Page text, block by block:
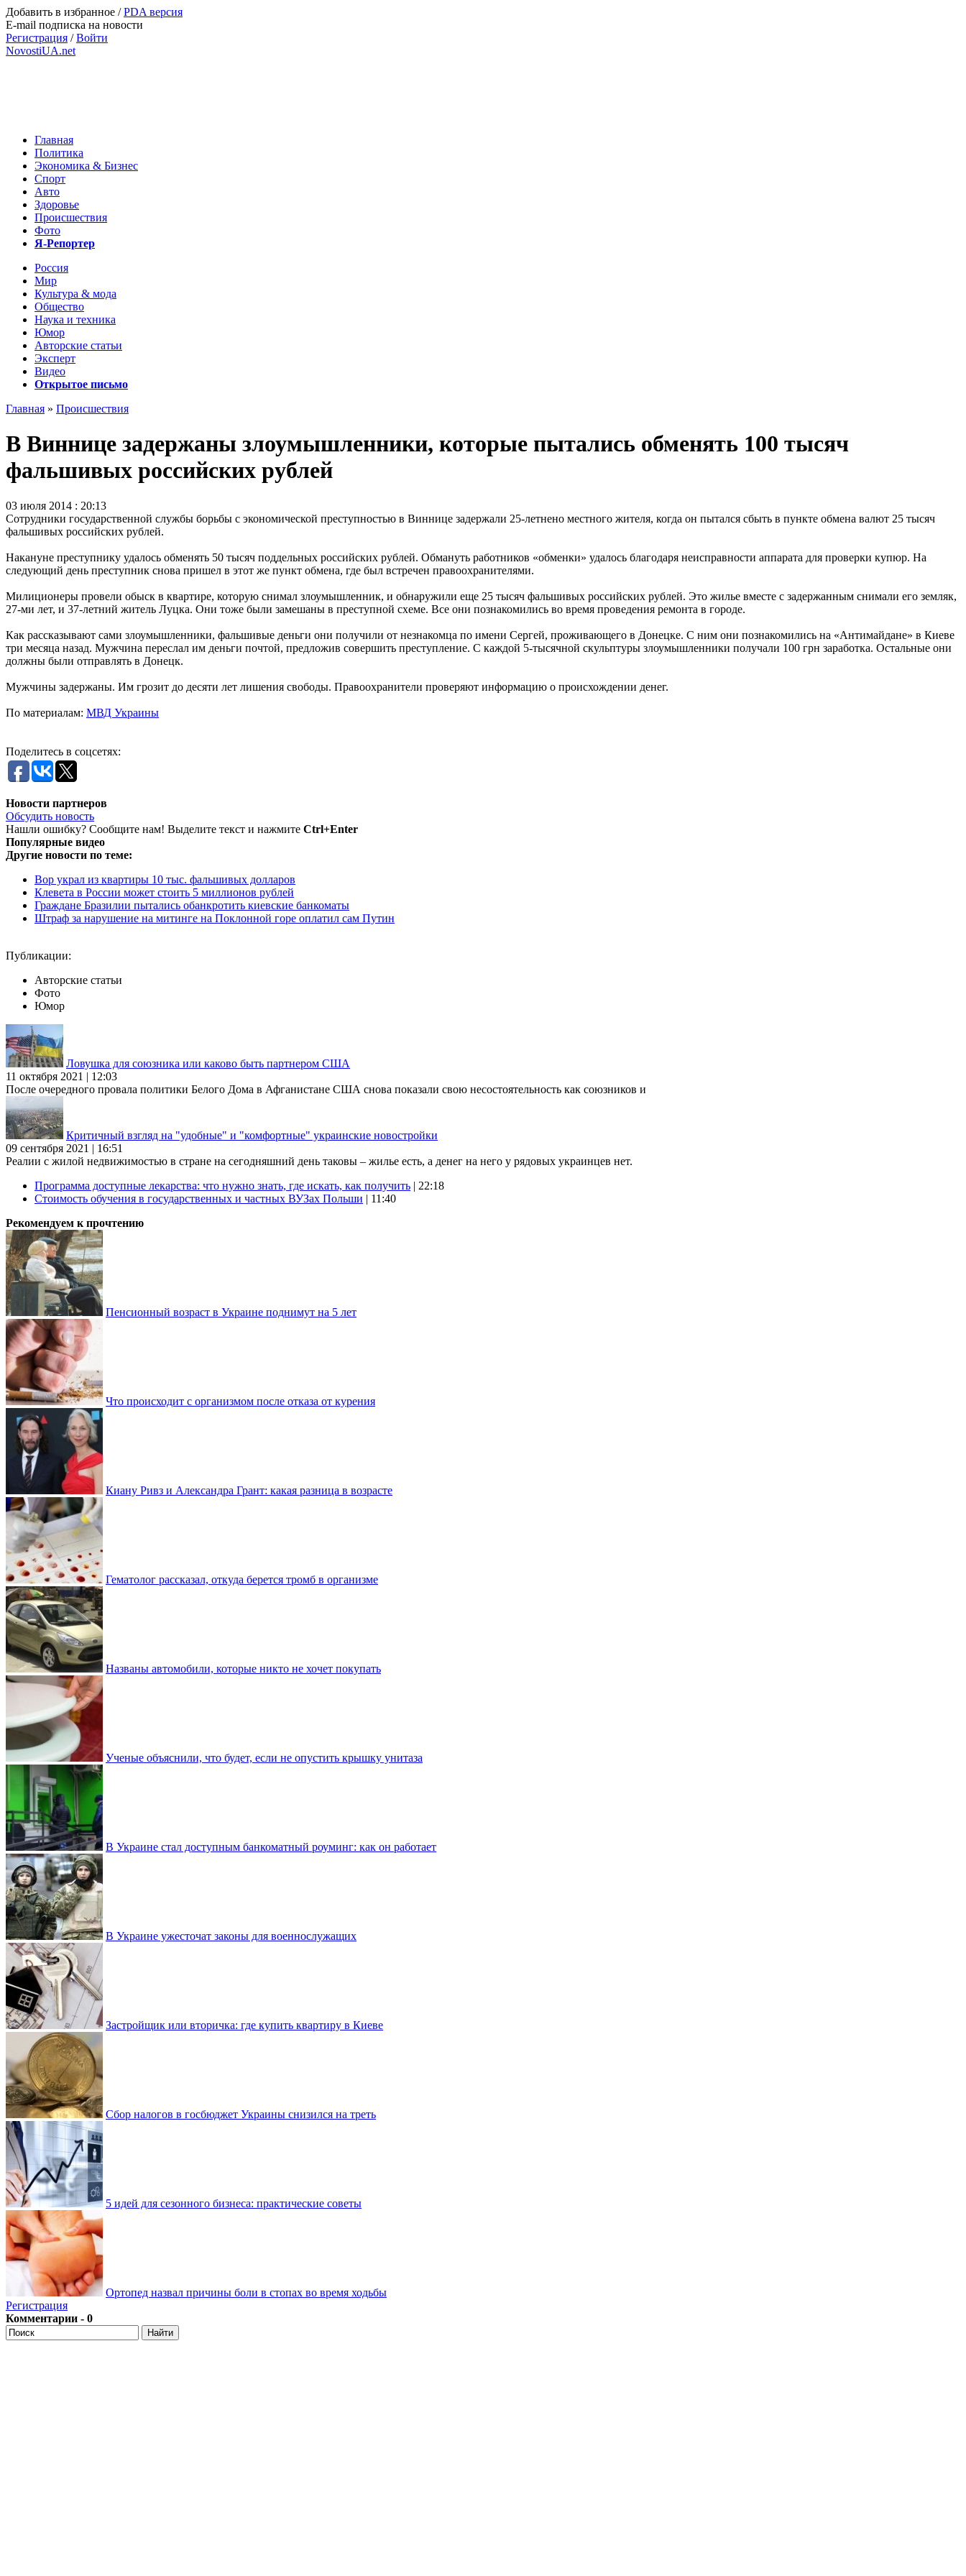
Добавить в избранное /PDA версия
E-mail подписка на новости
Регистрация /Войти
NovostiUA.net
Главная
Политика
Экономика & Бизнес
Спорт
Авто
Здоровье
Происшествия
Фото
Я-Репортер
Россия
Мир
Культура & мода
Общество
Наука и техника
Юмор
Авторские статьи
Эксперт
Видео
Открытое письмо
Главная » Происшествия
В Виннице задержаны злоумышленники, которые пытались обменять 100 тысяч
фальшивых российских рублей
03 июля 2014 : 20:13
Сотрудники государственной службы борьбы с экономической преступностью в Виннице задержали 25-летнено местного жителя, когда он пытался сбыть в пункте обмена валют 25 тысяч
фальшивых российских рублей.
Накануне преступнику удалось обменять 50 тысяч поддельных российских рублей. Обмануть работников «обменки» удалось благодаря неисправности аппарата для проверки купюр. На
следующий день преступник снова пришел в этот же пункт обмена, где был встречен правоохранителями.
Милиционеры провели обыск в квартире, которую снимал злоумышленник, и обнаружили еще 25 тысяч фальшивых российских рублей. Это жилье вместе с задержанным снимали его земляк,
27-ми лет, и 37-летний житель Луцка. Они тоже были замешаны в преступной схеме. Все они познакомились во время проведения ремонта в городе.
Как рассказывают сами злоумышленники, фальшивые деньги они получили от незнакомца по имени Сергей, проживающего в Донецке. С ним они познакомились на «Антимайдане» в Киеве
три месяца назад. Мужчина переслал им деньги почтой, предложив совершить преступление. С каждой 5-тысячной скульптуры злоумышленники получали 100 грн заработка. Остальные они
должны были отправлять в Донецк.
Мужчины задержаны. Им грозит до десяти лет лишения свободы. Правоохранители проверяют информацию о происхождении денег.
По материалам: МВД Украины
Поделитесь в соцсетях:
Новости партнеров
Обсудить новость
Нашли ошибку? Сообщите нам! Выделите текст и нажмите Ctrl+Enter
Популярные видео
Другие новости по теме:
Вор украл из квартиры 10 тыс. фальшивых долларов
Клевета в России может стоить 5 миллионов рублей
Граждане Бразилии пытались обанкротить киевские банкоматы
Штраф за нарушение на митинге на Поклонной горе оплатил сам Путин
Публикации:
Авторские статьи
Фото
Юмор
Ловушка для союзника или каково быть партнером США
11 октября 2021 | 12:03
После очередного провала политики Белого Дома в Афганистане США снова показали свою несостоятельность как союзников и
Критичный взгляд на "удобные" и "комфортные" украинские новостройки
09 сентября 2021 | 16:51
Реалии с жилой недвижимостью в стране на сегодняшний день таковы – жилье есть, а денег на него у рядовых украинцев нет.
Программа доступные лекарства: что нужно знать, где искать, как получить | 22:18
Стоимость обучения в государственных и частных ВУЗах Польши | 11:40
Рекомендуем к прочтению
Пенсионный возраст в Украине поднимут на 5 лет
Что происходит с организмом после отказа от курения
Киану Ривз и Александра Грант: какая разница в возрасте
Гематолог рассказал, откуда берется тромб в организме
Названы автомобили, которые никто не хочет покупать
Ученые объяснили, что будет, если не опустить крышку унитаза
В Украине стал доступным банкоматный роуминг: как он работает
В Украине ужесточат законы для военнослужащих
Застройщик или вторичка: где купить квартиру в Киеве
Сбор налогов в госбюджет Украины снизился на треть
5 идей для сезонного бизнеса: практические советы
Ортопед назвал причины боли в стопах во время ходьбы
Регистрация
Комментарии - 0